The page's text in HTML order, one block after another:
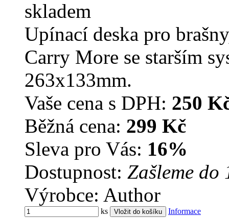
skladem
Upínací deska pro
Carry More se starším
263x133mm.
Vaše cena s DPH: 250
Běžná cena: 299 Kč
Sleva pro Vás: 16%
Dostupnost: Zašleme do
Výrobce: Author
ks Informace